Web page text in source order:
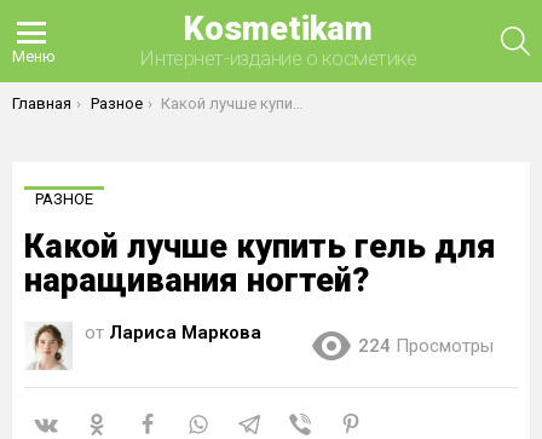
Меню
Kosmetikam
Интернет-издание о косметике
Вы здесь:
Главная Разное Какой лучше купить гель для наращивания ногтей?
РАЗНОЕ
Какой лучше купить гель для
наращивания ногтей?
от Лариса Маркова
224 Просмотры